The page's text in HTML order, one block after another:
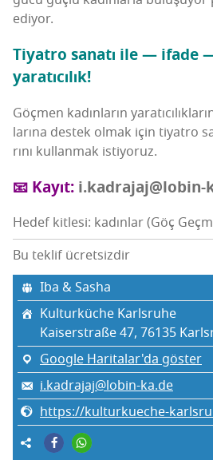
ediyor.
Tiyat­ro sana­tı ile — ifa­de
yaratıcılık!
Göç­men kadın­la­rın
la­rı­na des­tek olmak için tiyat­ro
rı­nı kul­lan­mak istiyoruz.
📧 Kayıt: i.kadrajaj@lobin-
Hedef kitlesi: kadınlar (Göç
Bu teklif ücretsizdir
Iba & Sasha
Kul­turküc­he Karlsruhe
Kaiserst­ra­ße 47, 76135
Google Haritalar'da göster
i.kadrajaj@lobin-ka.de
https://kulturkueche-